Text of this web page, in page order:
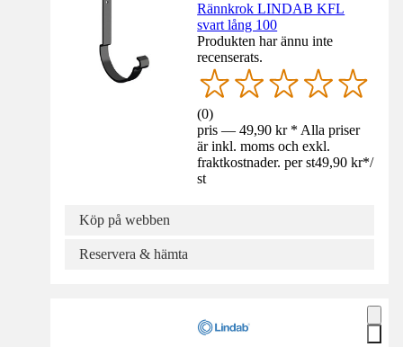
Rännkrok LINDAB KFL
svart lång 100
Produkten har ännu inte
recenserats.
(0)
pris — 49,90 kr * Alla priser
är inkl. moms och exkl.
fraktkostnader. per st49,90 kr*/
st
Köp på webben
Reservera & hämta